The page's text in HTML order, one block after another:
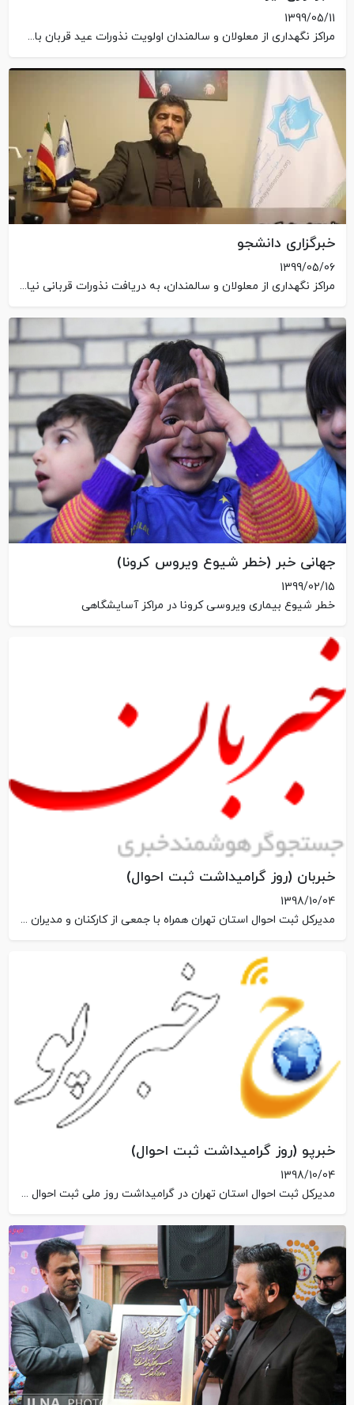
1399/05/11
مراکز نگهداری از معلولان و سالمندان اولویت نذورات عید قربان باشند
خبرگزاری دانشجو
1399/05/06
مراکز نگهداری از معلولان و سالمندان، به دریافت نذورات قربانی نیاز بیشتری دارند
جهانی خبر (خطر شیوع ویروس کرونا)
1399/02/15
خطر شیوع بیماری ویروسی کرونا در مراکز آسایشگاهی
خبربان (روز گرامیداشت ثبت احوال)
1398/10/04
مدیرکل ثبت احوال استان تهران همراه با جمعی از کارکنان و مدیران آن سازمان در آسایشگاه بچه های آسمان روز ملی ثبت احوال را کنار کودکان معلول و بی سرپرست جشن گرفت
خبرپو (روز گرامیداشت ثبت احوال)
1398/10/04
مدیرکل ثبت احوال استان تهران در گرامیداشت روز ملی ثبت احوال از مرکز نگهداری و توانبخشی بچه های آسمان بازدید کرد.